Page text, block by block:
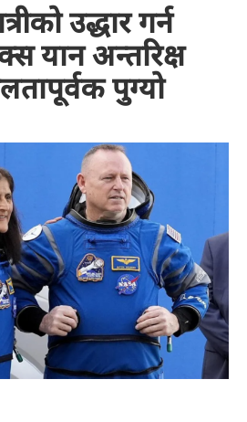
उद्धार गर्न
यान अन्तरिक्ष
पुग्यो